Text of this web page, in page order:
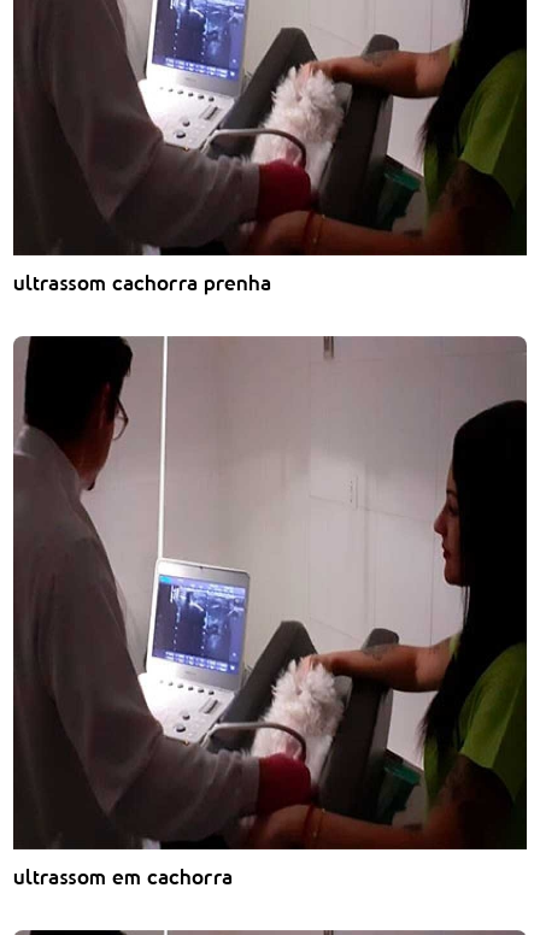
ultrassom cachorra prenha
ultrassom em cachorra